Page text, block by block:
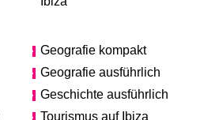
Geografie kompakt
Geografie ausführlich
Geschichte ausführlich
Tourismus auf Ibiza